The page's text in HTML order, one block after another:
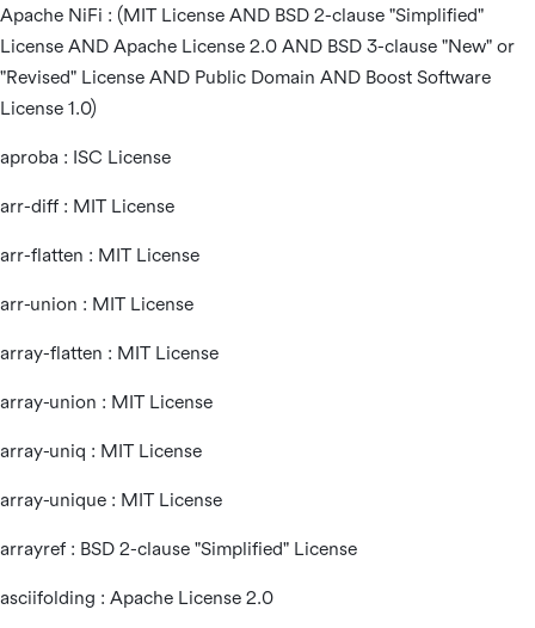
Apache NiFi : (MIT License AND BSD 2-clause "Simplified"
License AND Apache License 2.0 AND BSD 3-clause "New" or
"Revised" License AND Public Domain AND Boost Software
License 1.0)
aproba : ISC License
arr-diff : MIT License
arr-flatten : MIT License
arr-union : MIT License
array-flatten : MIT License
array-union : MIT License
array-uniq : MIT License
array-unique : MIT License
arrayref : BSD 2-clause "Simplified" License
asciifolding : Apache License 2.0